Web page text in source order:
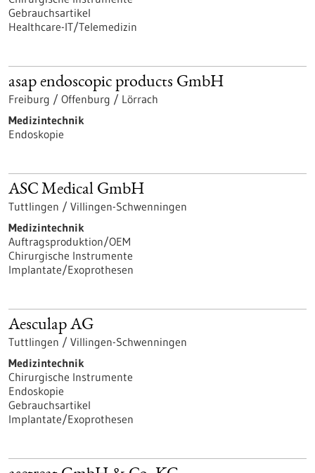
Gebrauchsartikel
Healthcare-IT/Telemedizin
asap endoscopic products GmbH
Freiburg / Offenburg / Lörrach
Medizintechnik
Endoskopie
ASC Medical GmbH
Tuttlingen / Villingen-Schwenningen
Medizintechnik
Auftragsproduktion/OEM
Chirurgische Instrumente
Implantate/Exoprothesen
Aesculap AG
Tuttlingen / Villingen-Schwenningen
Medizintechnik
Chirurgische Instrumente
Endoskopie
Gebrauchsartikel
Implantate/Exoprothesen